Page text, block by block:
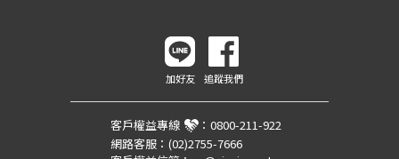
加好友 追蹤我們
客戶權益專線 ： 0800-211-922
網路客服： (02)2755-7666